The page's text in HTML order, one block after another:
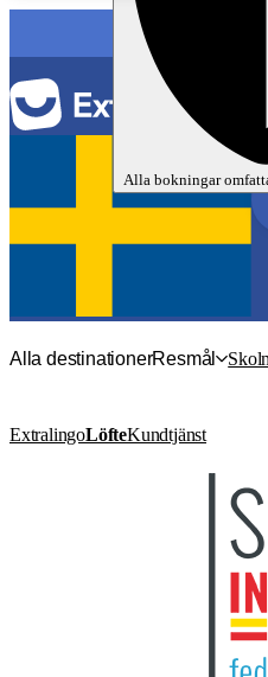
Alla bokningar
Alla destinationerResmål
ExtralingoLöfteKundtjänst